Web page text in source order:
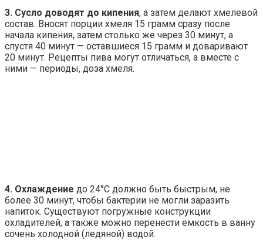
3. Сусло доводят до кипения, а затем делают хмелевой
состав. Вносят порции хмеля 15 грамм сразу после
начала кипения, затем столько же через 30 минут, а
спустя 40 минут — оставшиеся 15 грамм и доваривают
20 минут. Рецепты пива могут отличаться, а вместе с
ними — периоды, доза хмеля.
4. Охлаждение до 24°C должно быть быстрым, не
более 30 минут, чтобы бактерии не могли заразить
напиток. Существуют погружные конструкции
охладителей, а также можно перенести емкость в ванну
сочень холодной (ледяной) водой.